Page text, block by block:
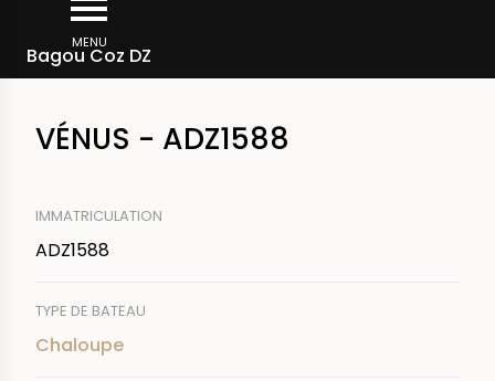
contenu
MENU
Bagou Coz DZ
d'Ariane
Rechercher un bateau
VÉNUS - ADZ1588
IMMATRICULATION
ADZ1588
TYPE DE BATEAU
Chaloupe